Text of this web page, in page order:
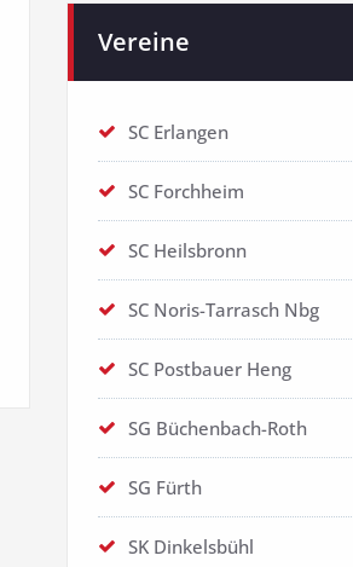
Vereine
SC Erlangen
SC Forchheim
SC Heilsbronn
SC Noris-Tarrasch Nbg
SC Postbauer Heng
SG Büchenbach-Roth
SG Fürth
SK Dinkelsbühl